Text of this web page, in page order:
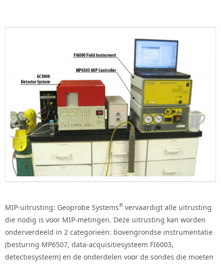
MIP-uitrusting: Geoprobe Systems® vervaardigt alle uitrusting
die nodig is voor MIP-metingen. Deze uitrusting kan worden
onderverdeeld in 2 categorieën: bovengrondse instrumentatie
(besturing MP6507, data-acquisitiesysteem FI6003,
detectiesysteem) en de onderdelen voor de sondes die moeten